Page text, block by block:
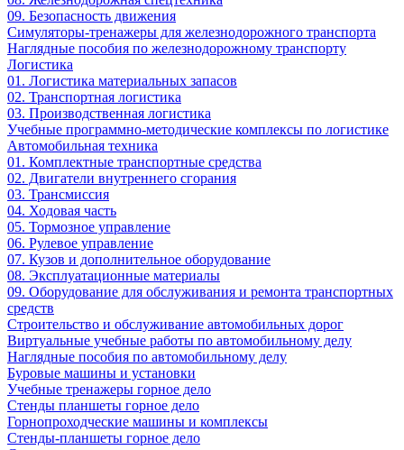
09. Безопасность движения
Симуляторы-тренажеры для железнодорожного транспорта
Наглядные пособия по железнодорожному транспорту
Логистика
01. Логистика материальных запасов
02. Транспортная логистика
03. Производственная логистика
Учебные программно-методические комплексы по логистике
Автомобильная техника
01. Комплектные транспортные средства
02. Двигатели внутреннего сгорания
03. Трансмиссия
04. Ходовая часть
05. Тормозное управление
06. Рулевое управление
07. Кузов и дополнительное оборудование
08. Эксплуатационные материалы
09. Оборудование для обслуживания и ремонта транспортных
средств
Строительство и обслуживание автомобильных дорог
Виртуальные учебные работы по автомобильному делу
Наглядные пособия по автомобильному делу
Буровые машины и установки
Учебные тренажеры горное дело
Стенды планшеты горное дело
Горнопроходческие машины и комплексы
Стенды-планшеты горное дело